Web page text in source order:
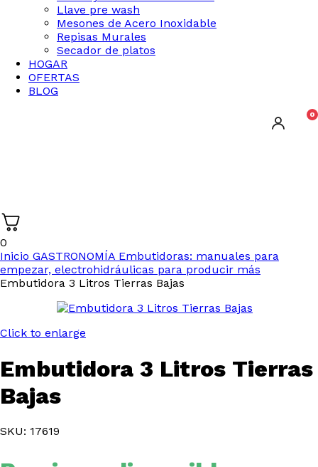
Llave pre wash
Mesones de Acero Inoxidable
Repisas Murales
Secador de platos
HOGAR
OFERTAS
BLOG
0
0
Inicio GASTRONOMÍA Embutidoras: manuales para
empezar, electrohidráulicas para producir más
Embutidora 3 Litros Tierras Bajas
Click to enlarge
Embutidora 3 Litros Tierras
Bajas
SKU: 17619